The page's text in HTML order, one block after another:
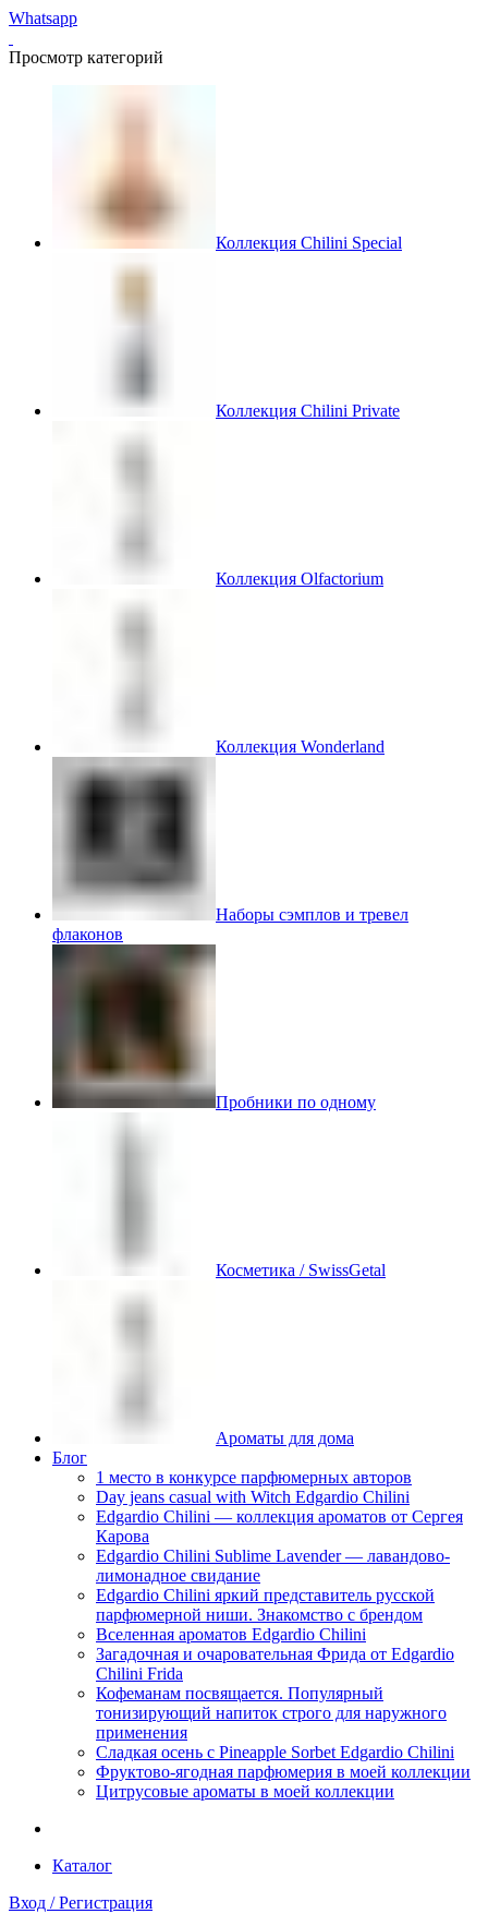
Whatsapp
Просмотр категорий
Коллекция Chilini Special
Коллекция Chilini Private
Коллекция Olfactorium
Коллекция Wonderland
Наборы сэмплов и тревел
флаконов
Пробники по одному
Косметика / SwissGetal
Ароматы для дома
Блог
1 место в конкурсе парфюмерных авторов
Day jeans casual with Witch Edgardio Chilini
Edgardio Chilini — коллекция ароматов от Сергея
Карова
Edgardio Chilini Sublime Lavender — лавандово-
лимонадное свидание
Edgardio Chilini яркий представитель русской
парфюмерной ниши. Знакомство с брендом
Вселенная ароматов Edgardio Chilini
Загадочная и очаровательная Фрида от Edgardio
Chilini Frida
Кофеманам посвящается. Популярный
тонизирующий напиток строго для наружного
применения
Сладкая осень с Pineapple Sorbet Edgardio Chilini
Фруктово-ягодная парфюмерия в моей коллекции
​Цитрусовые ароматы в моей коллекции
Каталог
Вход / Регистрация